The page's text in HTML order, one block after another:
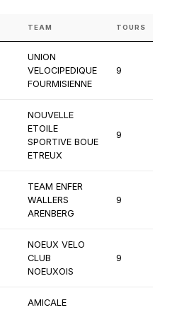
TEAM TOURS
UNION
VELOCIPEDIQUE
FOURMISIENNE
9
NOUVELLE
ETOILE
SPORTIVE BOUE
ETREUX
9
TEAM ENFER
WALLERS
ARENBERG
9
NOEUX VELO
CLUB
NOEUXOIS
9
AMICALE